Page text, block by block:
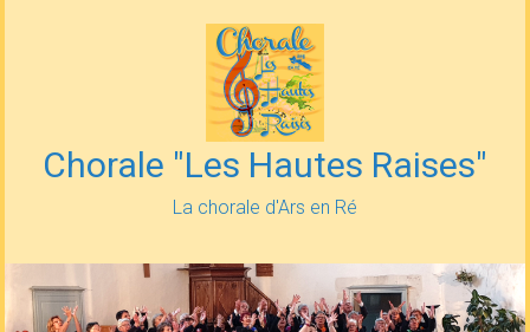
Chorale "Les Hautes Raises"
La chorale d'Ars en Ré